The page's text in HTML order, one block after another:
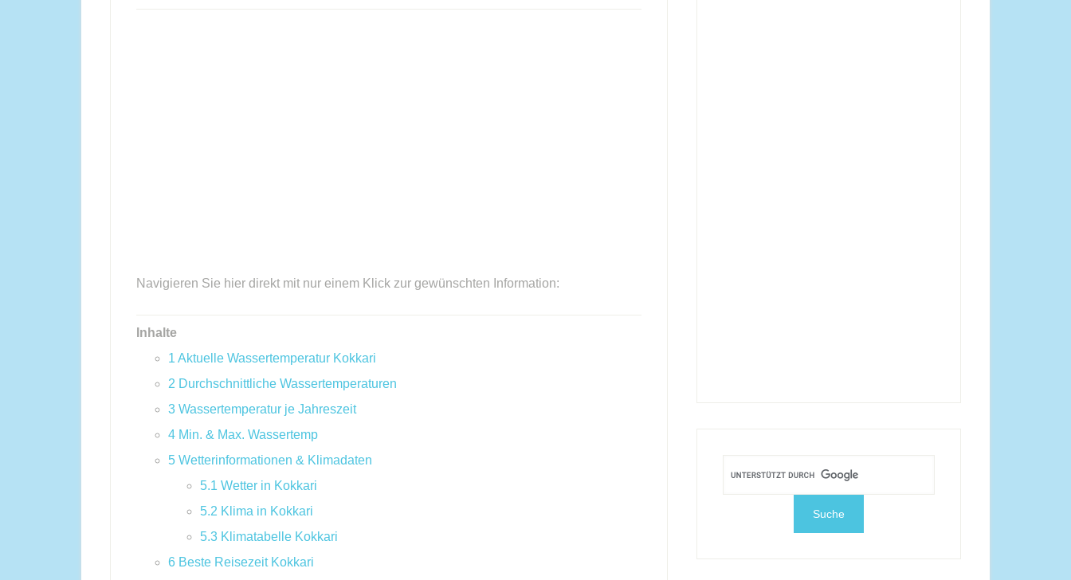
Navigieren Sie hier direkt mit nur einem Klick zur gewünschten Information:
Inhalte
1 Aktuelle Wassertemperatur Kokkari
2 Durchschnittliche Wassertemperaturen
3 Wassertemperatur je Jahreszeit
4 Min. & Max. Wassertemp
5 Wetterinformationen & Klimadaten
5.1 Wetter in Kokkari
5.2 Klima in Kokkari
5.3 Klimatabelle Kokkari
6 Beste Reisezeit Kokkari